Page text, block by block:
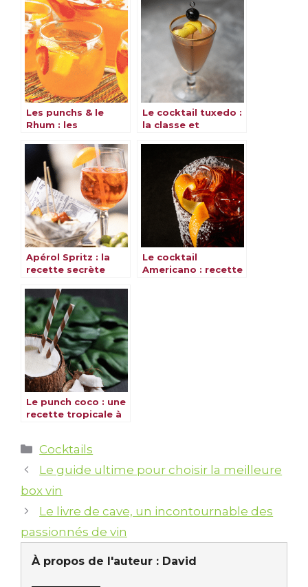
Les punchs & le
Rhum : les
Le cocktail tuxedo :
la classe et
Apérol Spritz : la
recette secrète
inoubliable
Le cocktail
Americano : recette
Le punch coco : une
recette tropicale à
Catégories
Cocktails
Le guide ultime pour choisir la meilleure
box vin
Le livre de cave, un incontournable des
passionnés de vin
À propos de l'auteur : David